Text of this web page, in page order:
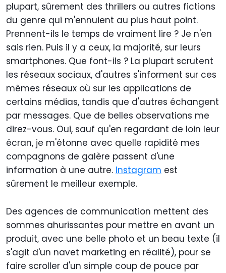
plupart, sûrement des thrillers ou autres fictions
du genre qui m'ennuient au plus haut point.
Prennent-ils le temps de vraiment lire ? Je n'en
sais rien. Puis il y a ceux, la majorité, sur leurs
smartphones. Que font-ils ? La plupart scrutent
les réseaux sociaux, d'autres s'informent sur ces
mêmes réseaux où sur les applications de
certains médias, tandis que d'autres échangent
par messages. Que de belles observations me
direz-vous. Oui, sauf qu'en regardant de loin leur
écran, je m'étonne avec quelle rapidité mes
compagnons de galère passent d'une
information à une autre. Instagram est
sûrement le meilleur exemple.
Des agences de communication mettent des
sommes ahurissantes pour mettre en avant un
produit, avec une belle photo et un beau texte (il
s'agit d'un navet marketing en réalité), pour se
faire scroller d'un simple coup de pouce par